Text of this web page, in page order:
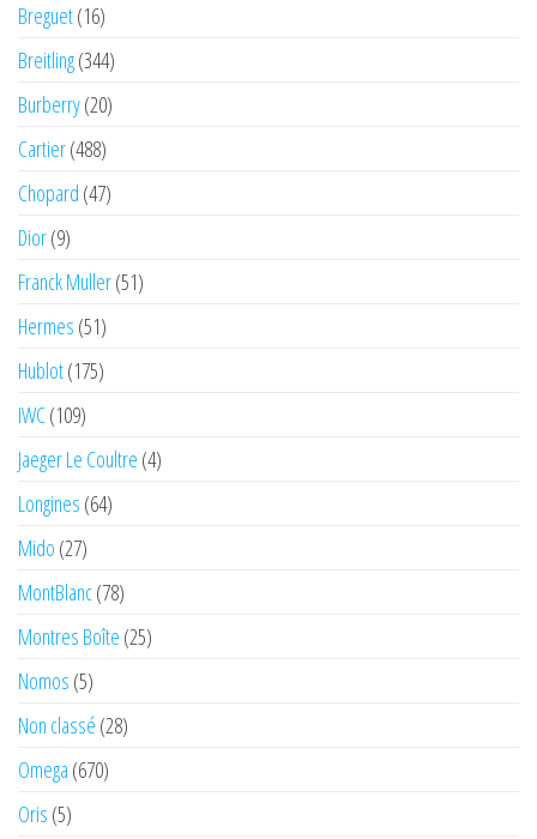
Breguet(16)
Breitling(344)
Burberry(20)
Cartier(488)
Chopard (47)
Dior(9)
Franck Muller(51)
Hermes (51)
Hublot(175)
IWC(109)
Jaeger Le Coultre (4)
Longines (64)
Mido (27)
MontBlanc(78)
Montres Boîte (25)
Nomos (5)
Non classé (28)
Omega (670)
Oris (5)